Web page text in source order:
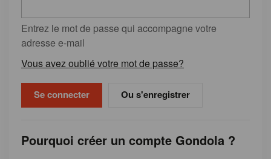
Entrez le mot de passe qui accompagne votre
adresse e-mail
Vous avez oublié votre mot de passe?
Ou s'enregistrer
Pourquoi créer un compte Gondola ?